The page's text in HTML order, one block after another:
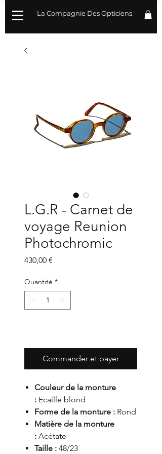
La Compagnie Des Opticiens
L.G.R - Carnet de
voyage Reunion
Photochromic
430,00 €
Quantité *
Commander et payer
Couleur de la monture
: Ecaille blond
Forme de la monture : Rond
Matière de la monture
: Acétate
Taille : 48/23